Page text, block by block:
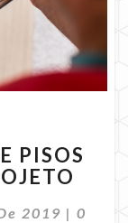
PISOS
2019 | 0